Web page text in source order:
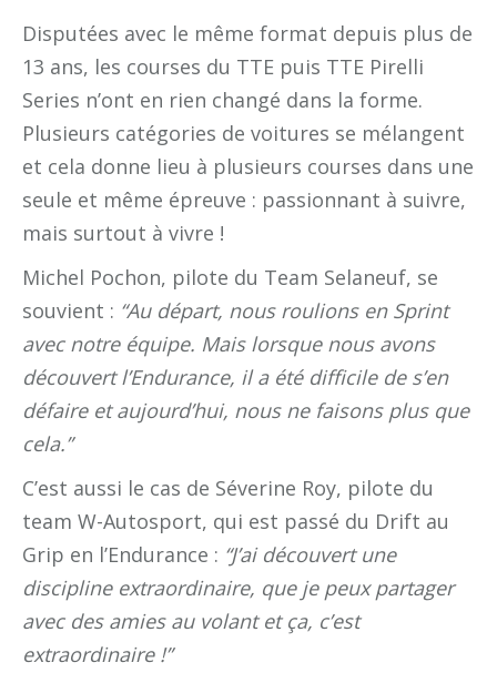
Disputées avec le même format depuis plus de
13 ans, les courses du TTE puis TTE Pirelli
Series n’ont en rien changé dans la forme.
Plusieurs catégories de voitures se mélangent
et cela donne lieu à plusieurs courses dans une
seule et même épreuve : passionnant à suivre,
mais surtout à vivre !
Michel Pochon, pilote du Team Selaneuf, se
souvient : “Au départ, nous roulions en Sprint
avec notre équipe. Mais lorsque nous avons
découvert l’Endurance, il a été difficile de s’en
défaire et aujourd’hui, nous ne faisons plus que
cela.”
C’est aussi le cas de Séverine Roy, pilote du
team W-Autosport, qui est passé du Drift au
Grip en l’Endurance : “J’ai découvert une
discipline extraordinaire, que je peux partager
avec des amies au volant et ça, c’est
extraordinaire !”